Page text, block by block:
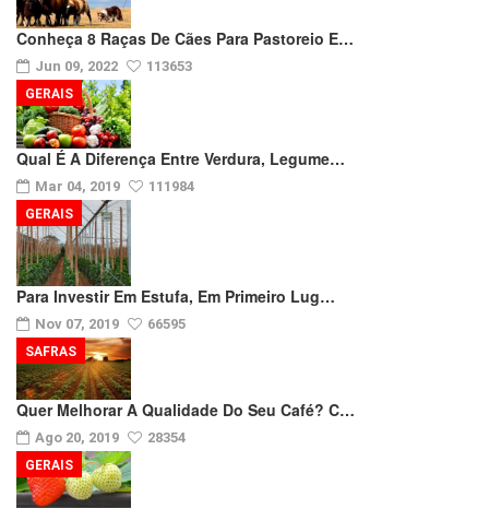
Conheça 8 Raças De Cães Para Pastoreio E…
Jun 09, 2022 113653
Qual É A Diferença Entre Verdura, Legume…
Mar 04, 2019 111984
GERAIS
Para Investir Em Estufa, Em Primeiro Lug…
Nov 07, 2019 66595
GERAIS
Quer Melhorar A Qualidade Do Seu Café? C…
Ago 20, 2019 28354
SAFRAS
GERAIS